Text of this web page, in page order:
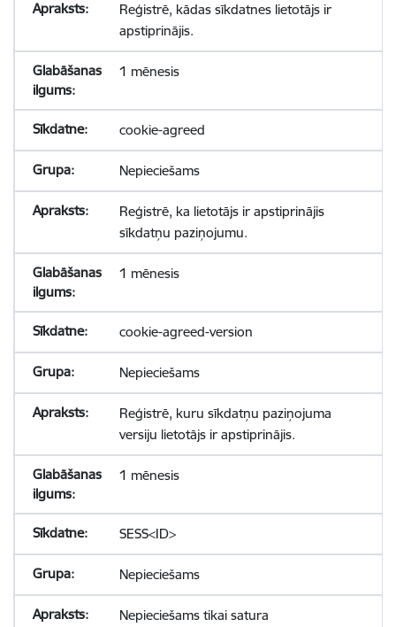
Reģistrē, kādas sīkdatnes lietotājs ir
apstiprinājis.
1 mēnesis
cookie-agreed
Nepieciešams
Reģistrē, ka lietotājs ir apstiprinājis
sīkdatņu paziņojumu.
1 mēnesis
cookie-agreed-version
Nepieciešams
Reģistrē, kuru sīkdatņu paziņojuma
versiju lietotājs ir apstiprinājis.
1 mēnesis
SESS<ID>
Nepieciešams
Nepieciešams tikai satura